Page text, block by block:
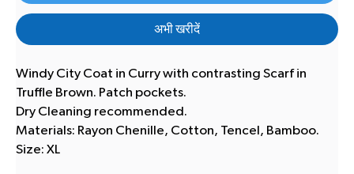
अभी खरीदें
Windy City Coat in Curry with contrasting Scarf in
Truffle Brown. Patch pockets.
Dry Cleaning recommended.
Materials: Rayon Chenille, Cotton, Tencel, Bamboo.
Size: XL